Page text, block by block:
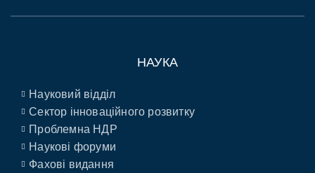
НАУКА
Науковий відділ
Сектор інноваційного розвитку
Проблемна НДР
Наукові форуми
Фахові видання